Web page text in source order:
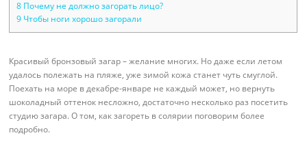
8 Почему не должно загорать лицо?
9 Чтобы ноги хорошо загорали
Красивый бронзовый загар – желание многих. Но даже если летом
удалось полежать на пляже, уже зимой кожа станет чуть смуглой.
Поехать на море в декабре-январе не каждый может, но вернуть
шоколадный оттенок несложно, достаточно несколько раз посетить
студию загара. О том, как загореть в солярии поговорим более
подробно.